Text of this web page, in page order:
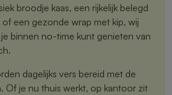
broodje kaas, een rijkelijk belegd
een gezonde wrap met kip, wij
binnen no-time kunt genieten van
dagelijks vers bereid met de
Of je nu thuis werkt, op kantoor zit